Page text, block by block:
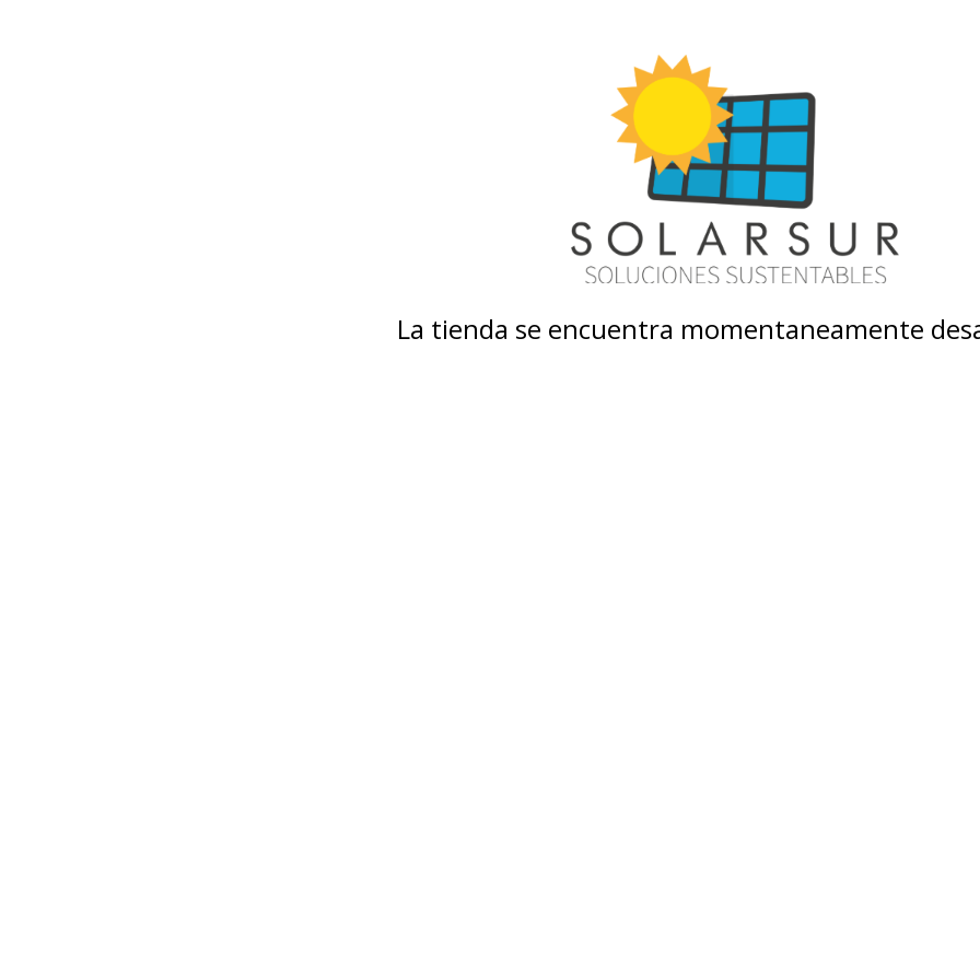
La tienda se encuentra momentaneamente